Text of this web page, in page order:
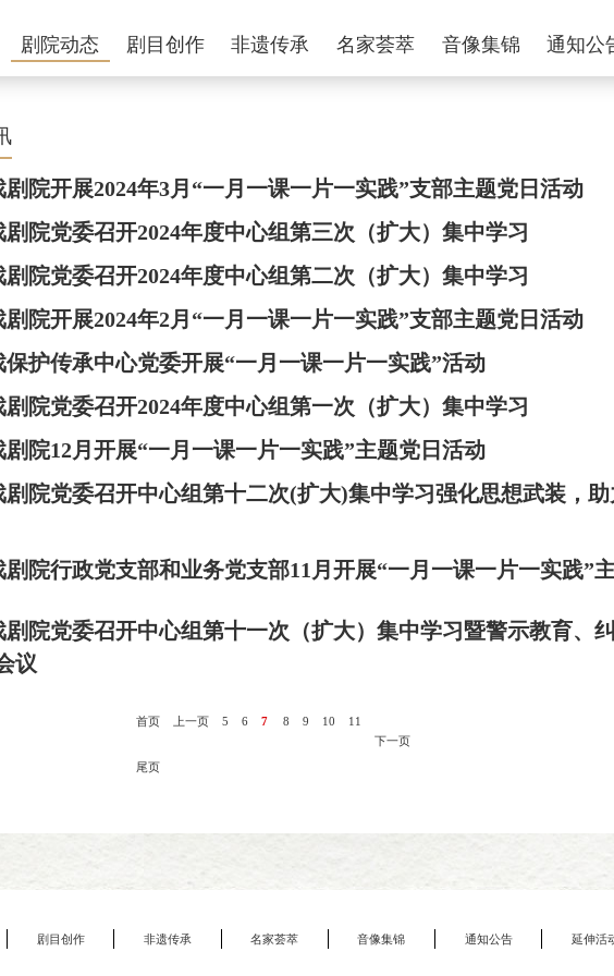
剧院动态 剧目创作 非遗传承 名家荟萃 音像集锦 通知公
院开展2024年3月“一月一课一片一实践”支部主题党日活动
院党委召开2024年度中心组第三次（扩大）集中学习
院党委召开2024年度中心组第二次（扩大）集中学习
院开展2024年2月“一月一课一片一实践”支部主题党日活动
护传承中心党委开展“一月一课一片一实践”活动
院党委召开2024年度中心组第一次（扩大）集中学习
院12月开展“一月一课一片一实践”主题党日活动
院党委召开中心组第十二次(扩大)集中学习强化思想武装，
院行政党支部和业务党支部11月开展“一月一课一片一实践”
院党委召开中心组第十一次（扩大）集中学习暨警示教育、
议
首页 上一页 5 6 7 8 9 10
11
下一页
尾页
剧目创作 非遗传承 名家荟萃 音像集锦 通知公告 延伸活